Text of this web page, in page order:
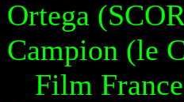
Ortega
Campion (le
Film